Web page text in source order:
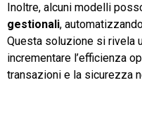
Inoltre, alcuni modelli
gestionali,
Questa soluzione si rivela
incrementare l’efficienza
transazioni e la sicurezza